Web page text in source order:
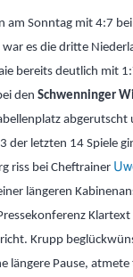
am Sonntag mit 4:7
es die dritte
bereits deutlich mit
den Schwenninger
abgerutscht
der letzten 14 Spiele
riss bei Cheftrainer
längeren
Krupp
längere Pause,